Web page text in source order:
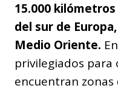
15.000
del sur de
Medio Oriente.
privilegiados para
encuentran zonas